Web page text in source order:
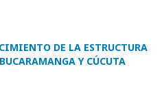
DE LA ESTRUCTURA
Y CÚCUTA